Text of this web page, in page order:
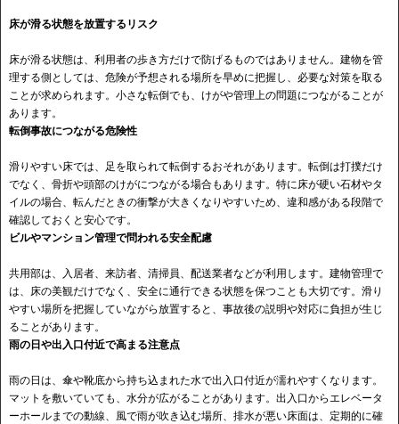
床が滑る状態を放置するリスク
床が滑る状態は、利用者の歩き方だけで防げるものではありません。建物を管
理する側としては、危険が予想される場所を早めに把握し、必要な対策を取る
ことが求められます。小さな転倒でも、けがや管理上の問題につながることが
あります。
転倒事故につながる危険性
滑りやすい床では、足を取られて転倒するおそれがあります。転倒は打撲だけ
でなく、骨折や頭部のけがにつながる場合もあります。特に床が硬い石材やタ
イルの場合、転んだときの衝撃が大きくなりやすいため、違和感がある段階で
確認しておくと安心です。
ビルやマンション管理で問われる安全配慮
共用部は、入居者、来訪者、清掃員、配送業者などが利用します。建物管理で
は、床の美観だけでなく、安全に通行できる状態を保つことも大切です。滑り
やすい場所を把握していながら放置すると、事故後の説明や対応に負担が生じ
ることがあります。
雨の日や出入口付近で高まる注意点
雨の日は、傘や靴底から持ち込まれた水で出入口付近が濡れやすくなります。
マットを敷いていても、水分が広がることがあります。出入口からエレベータ
ーホールまでの動線、風で雨が吹き込む場所、排水が悪い床面は、定期的に確